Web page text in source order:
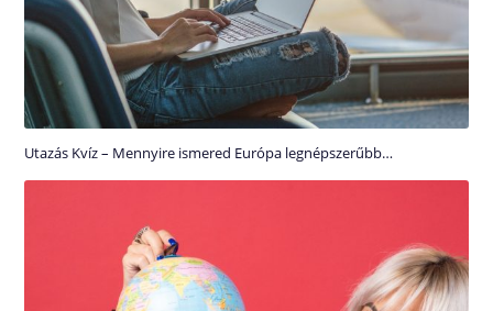
Utazás Kvíz – Mennyire ismered Európa legnépszerűbb…